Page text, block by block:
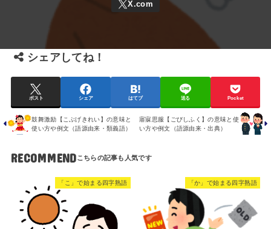
シェアしてね！
ポスト シェア はてブ 送る Pocket
鼓舞激励【こぶげきれい】の意味と
使い方や例文（語源由来・類義語）
寤寐思服【ごびしふく】の意味と使
い方や例文（語源由来・出典）
RECOMMEND
「こ」で始まる四字熟語 「か」で始まる四字熟語